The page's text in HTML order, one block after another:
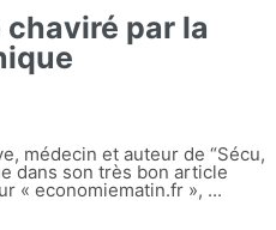
chaviré par la
médecin et auteur de “Sécu,
dans son très bon article
« economiematin.fr », ...